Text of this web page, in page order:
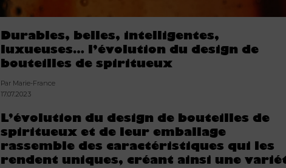
Durables, belles, intelligentes,
luxueuses… l’évolution du design de
bouteilles de spiritueux
Par Marie-France
17.07.2023
L’évolution du design de bouteilles de
spiritueux et de leur emballage
rassemble des caractéristiques qui les
rendent uniques, créant ainsi une